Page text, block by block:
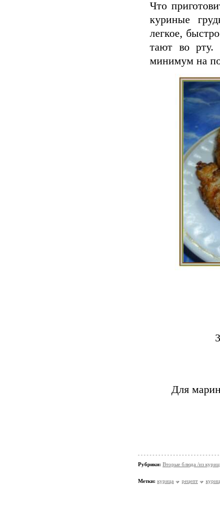
Что
куриные
легкое,
тают во рту.
минимум на
Для
Рубрики: Вторые блюда /из
Метки: курица рецепт